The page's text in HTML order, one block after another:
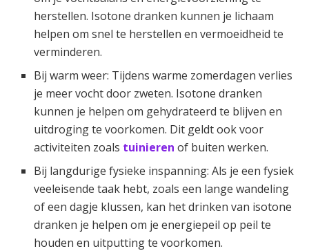
herstellen. Isotone dranken kunnen je lichaam
helpen om snel te herstellen en vermoeidheid te
verminderen.
Bij warm weer: Tijdens warme zomerdagen verlies
je meer vocht door zweten. Isotone dranken
kunnen je helpen om gehydrateerd te blijven en
uitdroging te voorkomen. Dit geldt ook voor
activiteiten zoals tuinieren of buiten werken.
Bij langdurige fysieke inspanning: Als je een fysiek
veeleisende taak hebt, zoals een lange wandeling
of een dagje klussen, kan het drinken van isotone
dranken je helpen om je energiepeil op peil te
houden en uitputting te voorkomen.